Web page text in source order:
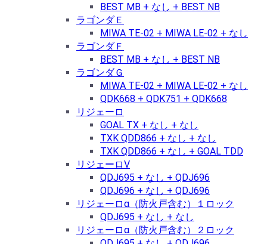
BEST MB + なし + BEST NB
ラゴンダＥ
MIWA TE-02 + MIWA LE-02 + なし
ラゴンダＦ
BEST MB + なし + BEST NB
ラゴンダＧ
MIWA TE-02 + MIWA LE-02 + なし
QDK668 + QDK751 + QDK668
リジェーロ
GOAL TX + なし + なし
TXK QDD866 + なし + なし
TXK QDD866 + なし + GOAL TDD
リジェーロⅤ
QDJ695 + なし + QDJ696
QDJ696 + なし + QDJ696
リジェーロα（防火戸含む）１ロック
QDJ695 + なし + なし
リジェーロα（防火戸含む）２ロック